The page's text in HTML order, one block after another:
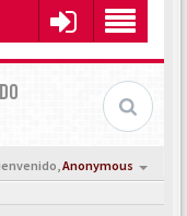
Anonymous